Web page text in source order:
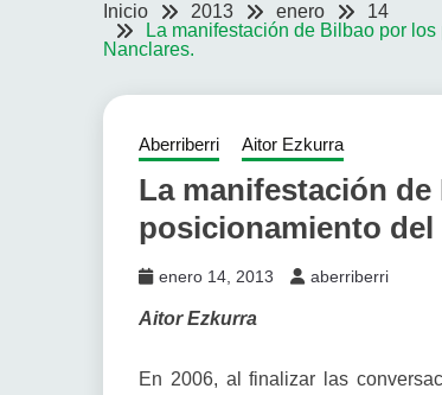
Inicio 2013 enero
14
La manifestación de Bilbao por
Nanclares.
Aberriberri Aitor Ezkurra
La manifestación
posicionamiento del
enero 14, 2013 aberriberri
Aitor Ezkurra
En 2006, al finalizar las